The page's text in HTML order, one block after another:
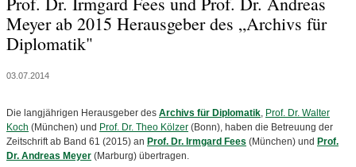
Meyer ab 2015 Herausgeber des „Archivs für
Diplomatik"
03.07.2014
Die langjährigen Herausgeber des Archivs für Diplomatik, Prof. Dr. Walter
Koch (München) und Prof. Dr. Theo Kölzer (Bonn), haben die Betreuung der
Zeitschrift ab Band 61 (2015) an Prof. Dr. Irmgard Fees (München) und Prof.
Dr. Andreas Meyer (Marburg) übertragen.